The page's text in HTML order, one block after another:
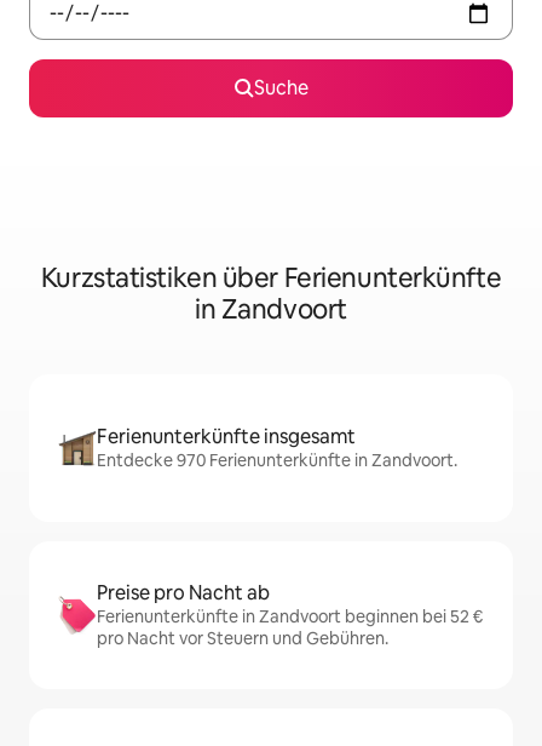
Suche
Kurzstatistiken über Ferienunterkünfte
in Zandvoort
Ferienunterkünfte insgesamt
Entdecke 970 Ferienunterkünfte in Zandvoort.
Preise pro Nacht ab
Ferienunterkünfte in Zandvoort beginnen bei 52 €
pro Nacht vor Steuern und Gebühren.